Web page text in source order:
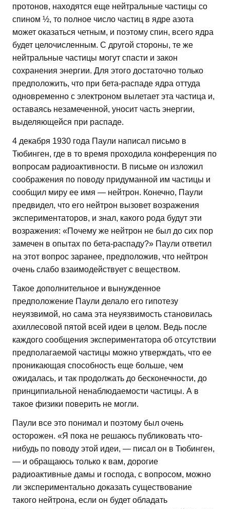
протонов, находятся еще нейтральные частицы со
спином ½, то полное число частиц в ядре азота
может оказаться четным, и поэтому спин, всего ядра
будет целочисленным. С другой стороны, те же
нейтральные частицы могут спасти и закон
сохранения энергии. Для этого достаточно только
предположить, что при бета-распаде ядра оттуда
одновременно с электроном вылетает эта частица и,
оставаясь незамеченной, уносит часть энергии,
выделяющейся при распаде.
4 декабря 1930 года Паули написал письмо в
Тюбинген, где в то время проходила конференция по
вопросам радиоактивности. В письме он изложил
соображения по поводу придуманной им частицы и
сообщил миру ее имя — нейтрон. Конечно, Паули
предвидел, что его нейтрон вызовет возражения
экспериментаторов, и знал, какого рода будут эти
возражения: «Почему же нейтрон не был до сих пор
замечен в опытах по бета-распаду?» Паули ответил
на этот вопрос заранее, предположив, что нейтрон
очень слабо взаимодействует с веществом.
Такое дополнительное и вынужденное
предположение Паули делало его гипотезу
неуязвимой, но сама эта неуязвимость становилась
ахиллесовой пятой всей идеи в целом. Ведь после
каждого сообщения экспериментатора об отсутствии
предполагаемой частицы можно утверждать, что ее
проникающая способность еще больше, чем
ожидалась, и так продолжать до бесконечности, до
принципиальной ненаблюдаемости частицы. А в
такое физики поверить не могли.
Паули все это понимал и поэтому был очень
осторожен. «Я пока не решаюсь публиковать что-
нибудь по поводу этой идеи, — писал он в Тюбинген,
— и обращаюсь только к вам, дорогие
радиоактивные дамы и господа, с вопросом, можно
ли экспериментально доказать существование
такого нейтрона, если он будет обладать